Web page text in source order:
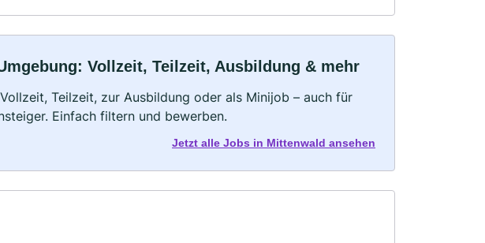
Vollzeit, Teilzeit, Ausbildung & mehr
Teilzeit, zur Ausbildung oder als Minijob – auch für
Einfach filtern und bewerben.
Jetzt alle Jobs in Mittenwald ansehen